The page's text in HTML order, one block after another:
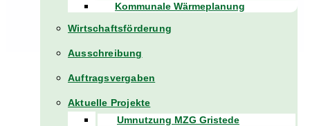
Kommunale Wärmeplanung
Wirtschaftsförderung
Ausschreibung
Auftragsvergaben
Aktuelle Projekte
Umnutzung MZG Gristede